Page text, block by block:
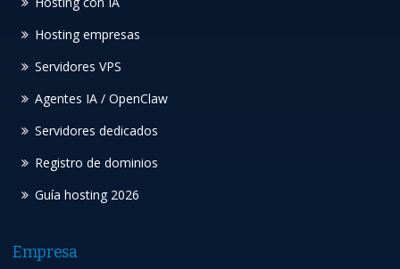
Hosting empresas
Servidores VPS
Agentes IA / OpenClaw
Servidores dedicados
Registro de dominios
Guía hosting 2026
Empresa